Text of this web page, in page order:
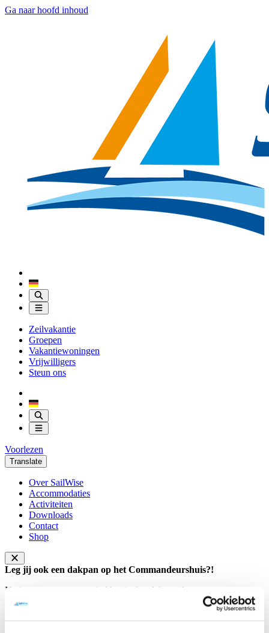
Ga naar hoofd inhoud
Zeilvakantie
Groepen
Vakantiewoningen
Vrijwilligers
Steun ons
Voorlezen
Translate
Over SailWise
Accommodaties
Activiteiten
Downloads
Contact
Shop
Leg jij ook een dakpan op het Commandeurshuis?!
Na jaren van weer en wind begint het dak van het
Commandeurshuis ons letterlijk in de steek te laten. Het dak lekt, de
huidige dakpannen zijn versleten en goede isolatie ontbreekt nog
volledig.